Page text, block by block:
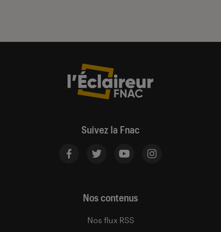
Suivez la Fnac
Nos contenus
Nos flux RSS